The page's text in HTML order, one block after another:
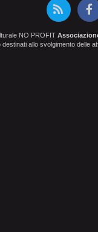
NO PROFIT
allo svolgimento delle